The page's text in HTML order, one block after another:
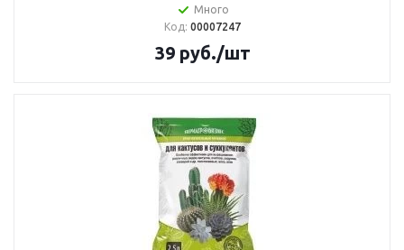
Много
Код: 00007247
39руб./шт